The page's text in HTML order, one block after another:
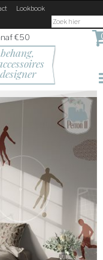
Lookbook
€50